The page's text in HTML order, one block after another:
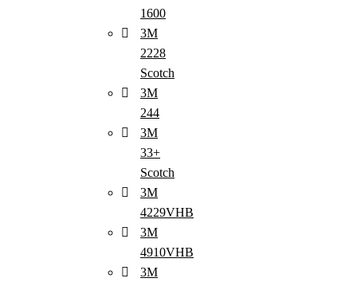
1600
3M
2228
Scotch
3M
244
3M
33+
Scotch
3M
4229VHB
3M
4910VHB
3M